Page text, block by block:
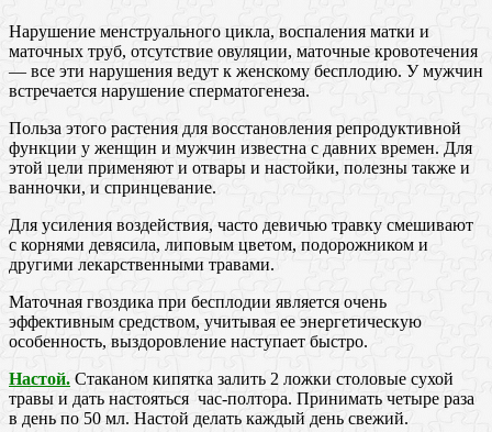
Нарушение менструального цикла, воспаления матки и
маточных труб, отсутствие овуляции, маточные кровотечения
— все эти нарушения ведут к женскому бесплодию. У мужчин
встречается нарушение сперматогенеза.
Польза этого растения для восстановления репродуктивной
функции у женщин и мужчин известна с давних времен. Для
этой цели применяют и отвары и настойки, полезны также и
ванночки, и спринцевание.
Для усиления воздействия, часто девичью травку смешивают
с корнями девясила, липовым цветом, подорожником и
другими лекарственными травами.
Маточная гвоздика при бесплодии является очень
эффективным средством, учитывая ее энергетическую
особенность, выздоровление наступает быстро.
Настой. Стаканом кипятка залить 2 ложки столовые сухой
травы и дать настояться час-полтора. Принимать четыре раза
в день по 50 мл. Настой делать каждый день свежий.